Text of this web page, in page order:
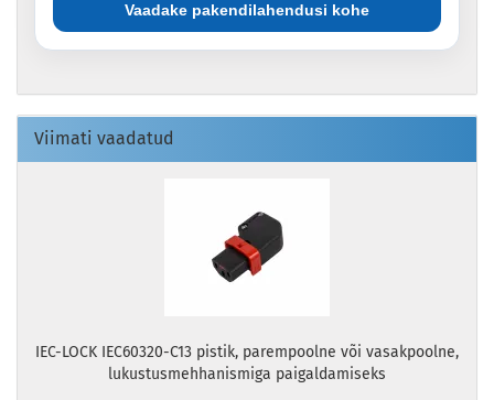
Vaadake pakendilahendusi kohe
Viimati vaadatud
IEC-LOCK IEC60320-C13 pistik, parempoolne või vasakpoolne,
lukustusmehhanismiga paigaldamiseks